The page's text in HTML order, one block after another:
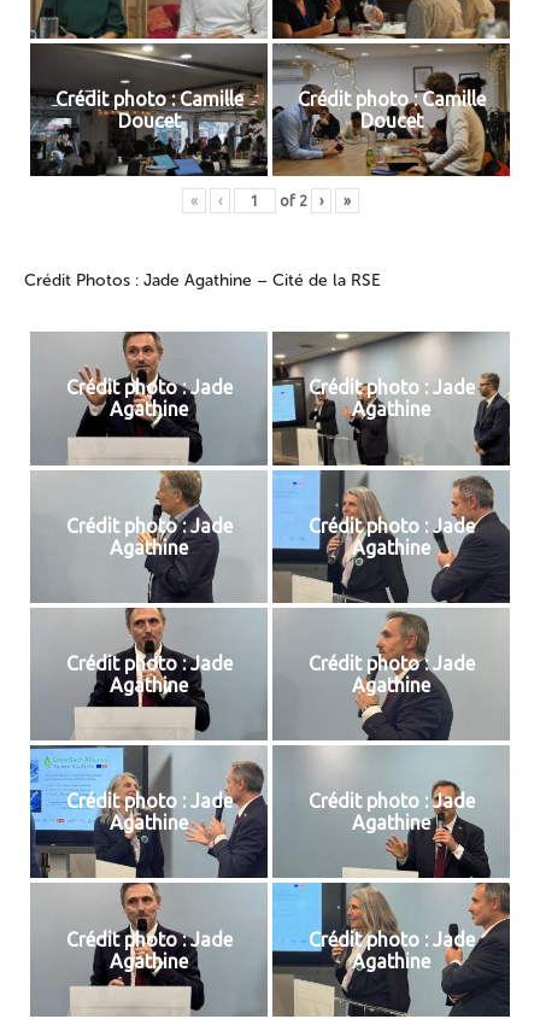
Crédit photo : Camille
Doucet
Crédit photo : Camille
Doucet
« ‹ of 2 › »
Crédit Photos : Jade Agathine – Cité de la RSE
Crédit photo : Jade
Agathine
Crédit photo : Jade
Agathine
Crédit photo : Jade
Agathine
Crédit photo : Jade
Agathine
Crédit photo : Jade
Agathine
Crédit photo : Jade
Agathine
Crédit photo : Jade
Agathine
Crédit photo : Jade
Agathine
Crédit photo : Jade
Agathine
Crédit photo : Jade
Agathine